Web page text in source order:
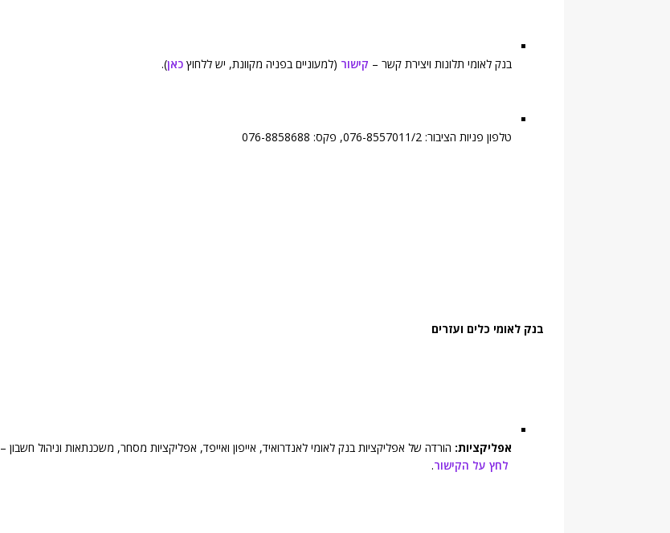
בנק לאומי תלונות ויצירת קשר – קישור (למעוניים בפניה מקוונת, יש ללחוץ כאן).
טלפון פניות הציבור: 076-8557011/2, פקס: 076-8858688
בנק לאומי כלים ועזרים
אפליקציות: הורדה של אפליקציות בנק לאומי לאנדרואיד, אייפון ואייפד, אפליקציות מסחר, משכנתאות וניהול חשבון –
לחץ על הקישור.